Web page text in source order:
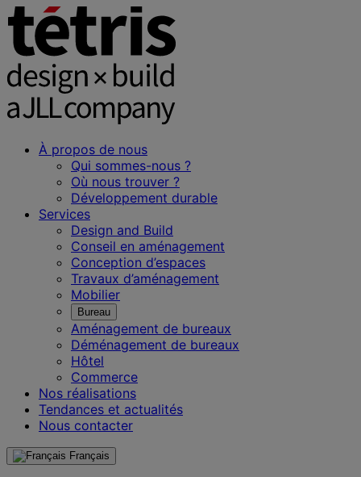
À propos de nous
Qui sommes-nous ?
Où nous trouver ?
Développement durable
Services
Design and Build
Conseil en aménagement
Conception d’espaces
Travaux d’aménagement
Mobilier
Bureau
Aménagement de bureaux
Déménagement de bureaux
Hôtel
Commerce
Nos réalisations
Tendances et actualités
Nous contacter
Français